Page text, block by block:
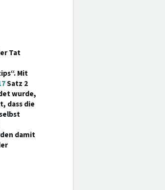
Tat
Mit
Satz 2
wurde,
dass die
damit